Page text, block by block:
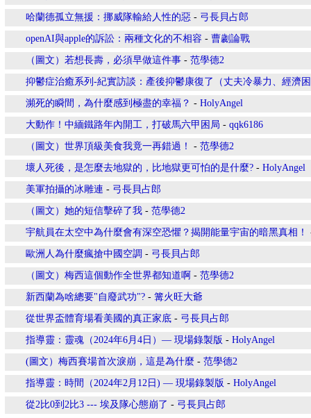
哈蘭德孤立無援：挪威隊輸給人性的惡 - 弓長貝占郎
openAI與apple的訴訟：兩種文化的不相容 - 曹劌論戰
（圖文）若想長壽，必須早做這件事 - 范學德2
抑鬱症治癒系列-紀實訪談：產後抑鬱康復了（丈夫冷暴力、經濟
瀕死的瞬間，為什麼感到極盡的幸福？ - HolyAngel
大動作！中緬鐵路年內開工，打破馬六甲困局 - qqk6186
（圖文）世界頂級美食我竟一再錯過！ - 范學德2
壞人死後，是怎麼去地獄的，比地獄更可怕的是什麼? - HolyAngel
美軍拍攝的冰雕連 - 弓長貝占郎
（圖文）她的短信擊碎了我 - 范學德2
宇航員在太空中為什麼會有深空恐懼？揭開能量宇宙的暗黑真相！
歐洲人為什麼瘋搶中國空調 - 弓長貝占郎
（圖文）梅西這個動作全世界都知道啊 - 范學德2
新西蘭為啥總要"自廢武功"? - 篝火旺大爺
從世界盃體育場看美國的真正家底 - 弓長貝占郎
指導靈：靈魂（2024年6月4日）— 現場錄製版 - HolyAngel
(圖文）梅西賽場首次淚崩，這是為什麼 - 范學德2
指導靈：時間（2024年2月12日) — 現場錄製版 - HolyAngel
從2比0到2比3 --- 埃及隊心態崩了 - 弓長貝占郎